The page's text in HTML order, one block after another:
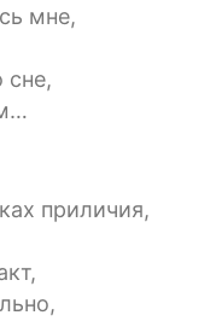
мне,
сне,
приличия,